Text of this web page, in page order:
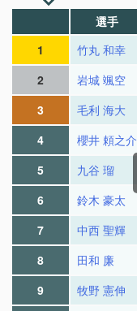
選手
1
竹丸 和幸
2
岩城 颯空
3
毛利 海大
4
櫻井 頼之介
5
九谷 瑠
6
鈴木 豪太
7
中西 聖輝
8
田和 廉
9
牧野 憲伸